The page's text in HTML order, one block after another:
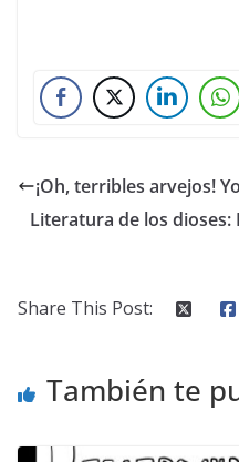
¡Oh, terribles arvejos!
Literatura de los dioses:
Share This Post:
También te